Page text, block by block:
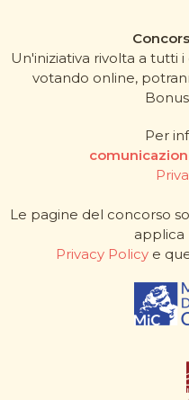
Un'iniziativa rivolta a tutti
votando online,
Per
Le pagine del concorso
applica
Privacy Policy e